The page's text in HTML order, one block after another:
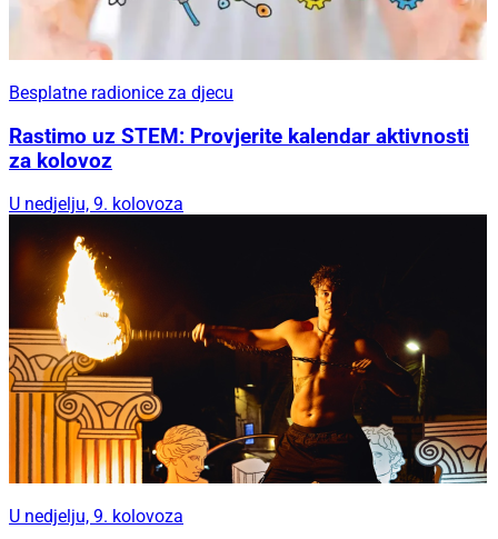
Besplatne radionice za djecu
Rastimo uz STEM: Provjerite kalendar aktivnosti
za kolovoz
U nedjelju, 9. kolovoza
U nedjelju, 9. kolovoza